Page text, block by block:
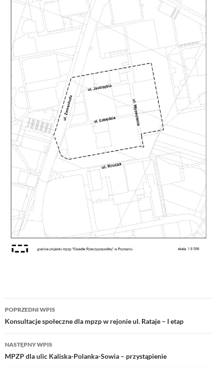
Nawigacja
wpisu
POPRZEDNI WPIS
Konsultacje społeczne dla mpzp w rejonie ul. Rataje – I etap
NASTĘPNY WPIS
MPZP dla ulic Kaliska-Polanka-Sowia – przystąpienie